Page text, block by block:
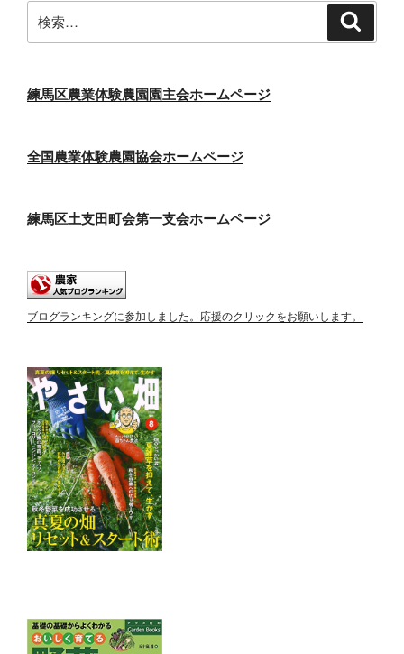
ン
索:
練馬区農業体験農園園主会ホームページ
全国農業体験農園協会ホームページ
練馬区土支田町会第一支会ホームページ
ブログランキングに参加しました。応援のクリックをお願いします。